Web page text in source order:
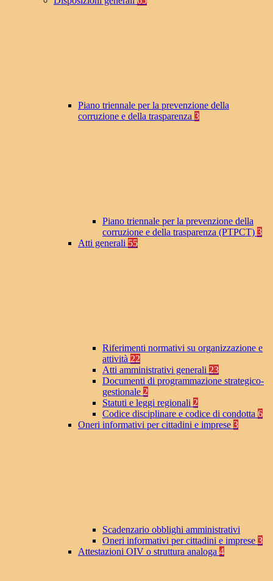
Piano triennale per la prevenzione della
corruzione e della trasparenza 3
Piano triennale per la prevenzione della
corruzione e della trasparenza (PTPCT) 3
Atti generali 55
Riferimenti normativi su organizzazione e
attività 22
Atti amministrativi generali 23
Documenti di programmazione strategico-
gestionale 2
Statuti e leggi regionali 2
Codice disciplinare e codice di condotta 6
Oneri informativi per cittadini e imprese 3
Scadenzario obblighi amministrativi
Oneri informativi per cittadini e imprese 3
Attestazioni OIV o struttura analoga 4